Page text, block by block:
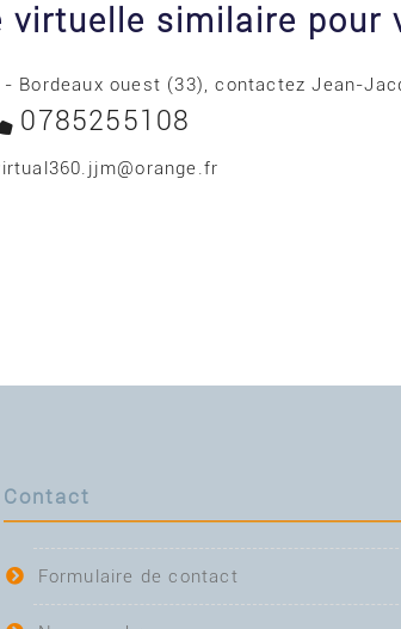
similaire pour
Bordeaux ouest (33), contactez Jean-
0785255108
Contact
Formulaire de contact